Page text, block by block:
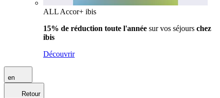
ALL Accor+ ibis
15% de réduction toute l'année sur vos séjours chez
ibis
Découvrir
en
Retour